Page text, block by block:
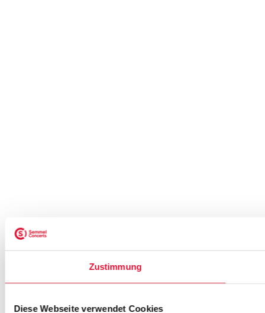
Zustimmung
Diese Webseite verwendet Cookies